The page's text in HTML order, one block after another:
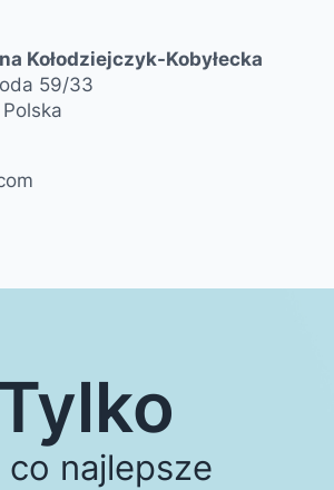
Kołodziejczyk-Kobyłecka
59/33
najlepsze